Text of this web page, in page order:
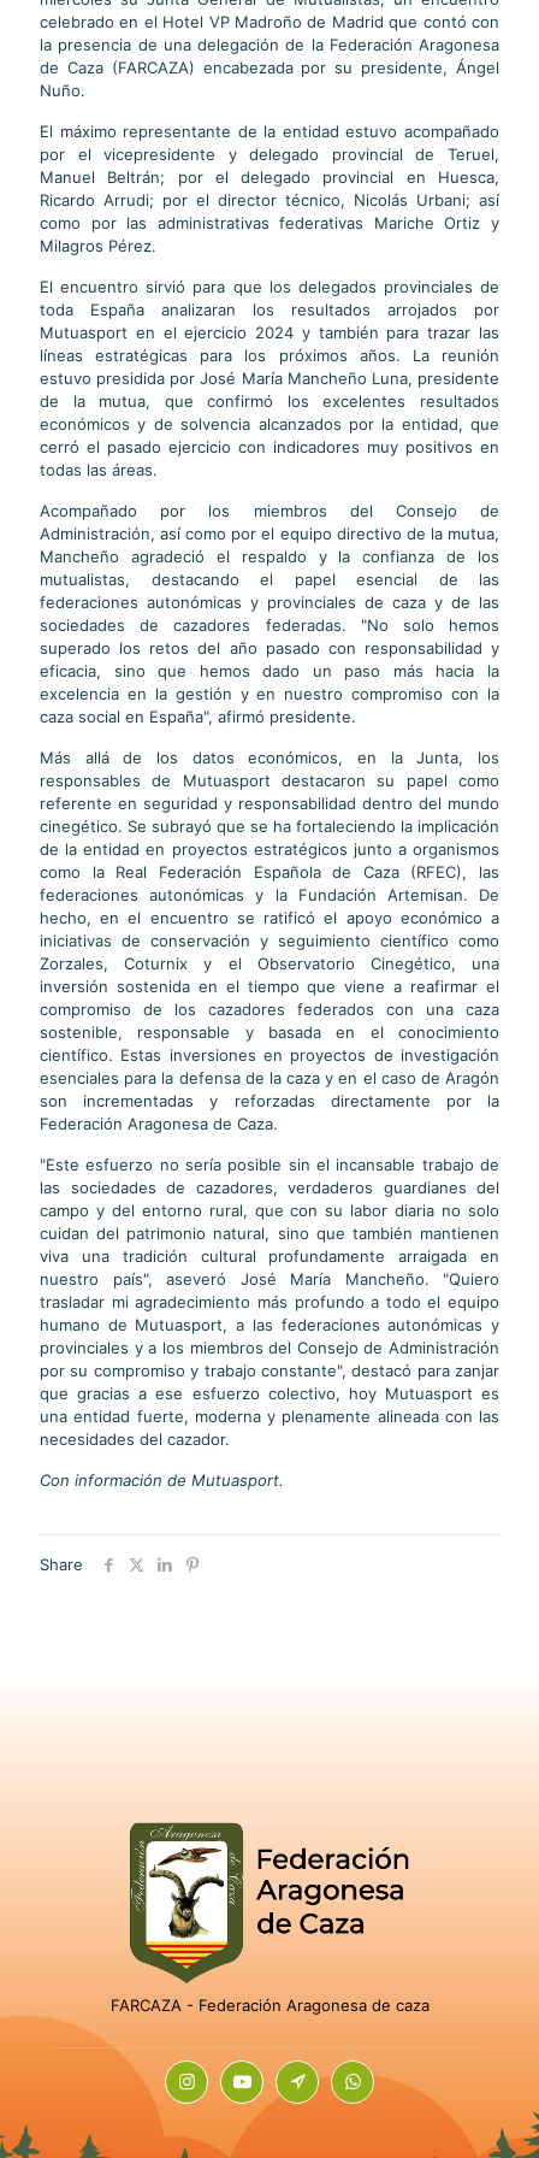
celebrado en el Hotel VP Madroño de Madrid que contó con
la presencia de una delegación de la Federación Aragonesa
de Caza (FARCAZA) encabezada por su presidente, Ángel
Nuño.
El máximo representante de la entidad estuvo acompañado
por el vicepresidente y delegado provincial de Teruel,
Manuel Beltrán; por el delegado provincial en Huesca,
Ricardo Arrudi; por el director técnico, Nicolás Urbani; así
como por las administrativas federativas Mariche Ortiz y
Milagros Pérez.
El encuentro sirvió para que los delegados provinciales de
toda España analizaran los resultados arrojados por
Mutuasport en el ejercicio 2024 y también para trazar las
líneas estratégicas para los próximos años. La reunión
estuvo presidida por José María Mancheño Luna, presidente
de la mutua, que confirmó los excelentes resultados
económicos y de solvencia alcanzados por la entidad, que
cerró el pasado ejercicio con indicadores muy positivos en
todas las áreas.
Acompañado por los miembros del Consejo de
Administración, así como por el equipo directivo de la mutua,
Mancheño agradeció el respaldo y la confianza de los
mutualistas, destacando el papel esencial de las
federaciones autonómicas y provinciales de caza y de las
sociedades de cazadores federadas. "No solo hemos
superado los retos del año pasado con responsabilidad y
eficacia, sino que hemos dado un paso más hacia la
excelencia en la gestión y en nuestro compromiso con la
caza social en España", afirmó presidente.
Más allá de los datos económicos, en la Junta, los
responsables de Mutuasport destacaron su papel como
referente en seguridad y responsabilidad dentro del mundo
cinegético. Se subrayó que se ha fortaleciendo la implicación
de la entidad en proyectos estratégicos junto a organismos
como la Real Federación Española de Caza (RFEC), las
federaciones autonómicas y la Fundación Artemisan. De
hecho, en el encuentro se ratificó el apoyo económico a
iniciativas de conservación y seguimiento científico como
Zorzales, Coturnix y el Observatorio Cinegético, una
inversión sostenida en el tiempo que viene a reafirmar el
compromiso de los cazadores federados con una caza
sostenible, responsable y basada en el conocimiento
científico. Estas inversiones en proyectos de investigación
esenciales para la defensa de la caza y en el caso de Aragón
son incrementadas y reforzadas directamente por la
Federación Aragonesa de Caza.
"Este esfuerzo no sería posible sin el incansable trabajo de
las sociedades de cazadores, verdaderos guardianes del
campo y del entorno rural, que con su labor diaria no solo
cuidan del patrimonio natural, sino que también mantienen
viva una tradición cultural profundamente arraigada en
nuestro país", aseveró José María Mancheño. "Quiero
trasladar mi agradecimiento más profundo a todo el equipo
humano de Mutuasport, a las federaciones autonómicas y
provinciales y a los miembros del Consejo de Administración
por su compromiso y trabajo constante", destacó para zanjar
que gracias a ese esfuerzo colectivo, hoy Mutuasport es
una entidad fuerte, moderna y plenamente alineada con las
necesidades del cazador.
Con información de Mutuasport.
Share
FARCAZA - Federación Aragonesa de caza